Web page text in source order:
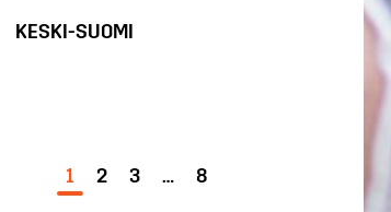
KESKI-SUOMI
1 2 3 … 8